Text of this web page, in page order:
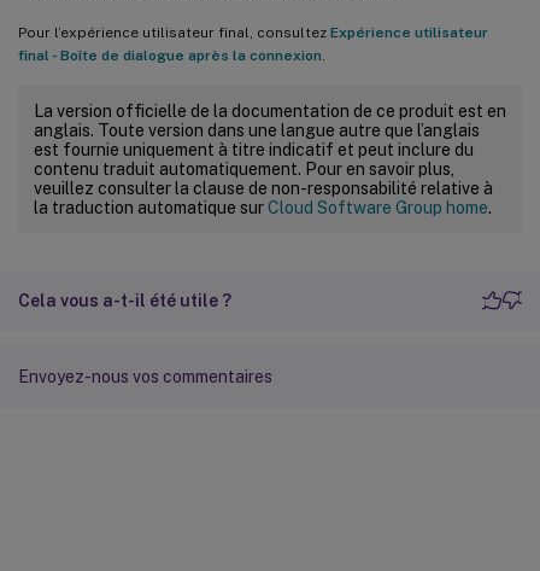
Pour l’expérience utilisateur final, consultez Expérience utilisateur
final - Boîte de dialogue après la connexion
La version officielle de la documentation de ce produit est en
anglais. Toute version dans une langue autre que l’anglais
est fournie uniquement à titre indicatif et peut inclure du
contenu traduit automatiquement. Pour en savoir plus,
veuillez consulter la clause de non-responsabilité relative à
la traduction automatique surCloud Software Group home.
Cela vous a-t-il été utile ?
Envoyez-nous vos commentaires